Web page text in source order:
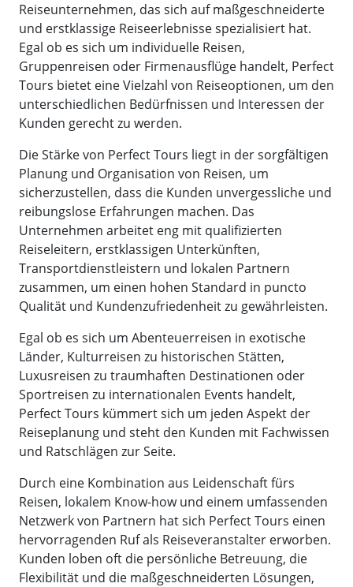
Reiseunternehmen, das sich auf maßgeschneiderte
und erstklassige Reiseerlebnisse spezialisiert hat.
Egal ob es sich um individuelle Reisen,
Gruppenreisen oder Firmenausflüge handelt, Perfect
Tours bietet eine Vielzahl von Reiseoptionen, um den
unterschiedlichen Bedürfnissen und Interessen der
Kunden gerecht zu werden.
Die Stärke von Perfect Tours liegt in der sorgfältigen
Planung und Organisation von Reisen, um
sicherzustellen, dass die Kunden unvergessliche und
reibungslose Erfahrungen machen. Das
Unternehmen arbeitet eng mit qualifizierten
Reiseleitern, erstklassigen Unterkünften,
Transportdienstleistern und lokalen Partnern
zusammen, um einen hohen Standard in puncto
Qualität und Kundenzufriedenheit zu gewährleisten.
Egal ob es sich um Abenteuerreisen in exotische
Länder, Kulturreisen zu historischen Stätten,
Luxusreisen zu traumhaften Destinationen oder
Sportreisen zu internationalen Events handelt,
Perfect Tours kümmert sich um jeden Aspekt der
Reiseplanung und steht den Kunden mit Fachwissen
und Ratschlägen zur Seite.
Durch eine Kombination aus Leidenschaft fürs
Reisen, lokalem Know-how und einem umfassenden
Netzwerk von Partnern hat sich Perfect Tours einen
hervorragenden Ruf als Reiseveranstalter erworben.
Kunden loben oft die persönliche Betreuung, die
Flexibilität und die maßgeschneiderten Lösungen,